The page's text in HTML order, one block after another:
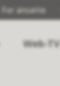
For ansatte
Web-TV